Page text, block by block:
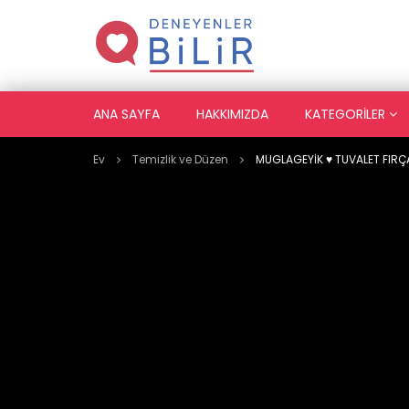
ANA SAYFA HAKKIMIZDA KATEGORILER
Ev Temizlik ve Düzen MUGLAGEYİK ♥️ TUVALET